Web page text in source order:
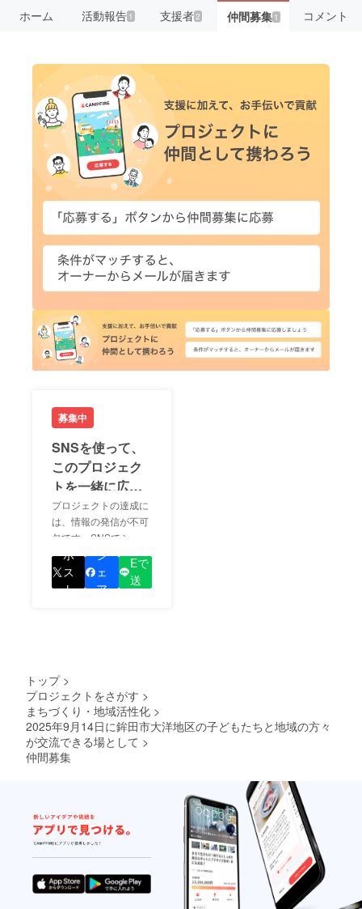
ホーム 活動報告1 支援者 2 仲間募集 1 コメント
募集中
SNSを使って、
このプロジェク
トを一緒に広め
ましょう！
プロジェクトの達成に
は、情報の発信が不可
欠です。SNSでシェア
をして、あなたが応援
しているプロジェクト
の良さを知ってもらい
ポ
ス
ト
シ
ェ
ア
Eで
送
トップ >
プロジェクトをさがす >
まちづくり・地域活性化 >
2025年9月14日に鉾田市大洋地区の子どもたちと地域の方々
が交流できる場として >
仲間募集